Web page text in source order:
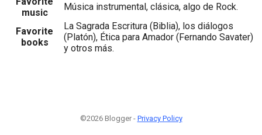
music
Música instrumental, clásica, algo de Rock.
Favorite
books
La Sagrada Escritura (Biblia), los diálogos
(Platón), Ética para Amador (Fernando Savater)
y otros más.
©2026 Blogger - Privacy Policy